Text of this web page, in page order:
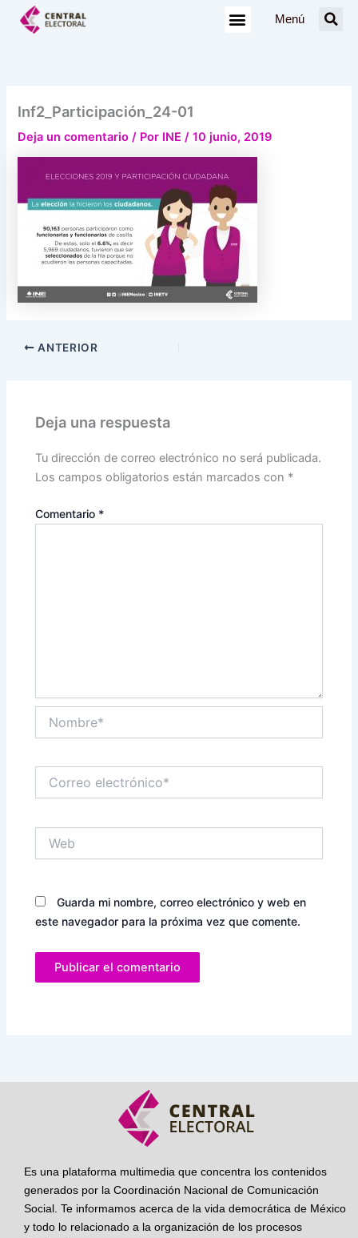
Menú
Inf2_Participación_24-01
Deja un comentario / Por INE/10 junio, 2019
ANTERIOR
Deja una respuesta
Tu dirección de correo electrónico no será publicada.
Los campos obligatorios están marcados con *
Comentario *
electrónico*
Guarda mi nombre, correo electrónico y web en
este navegador para la próxima vez que comente.
Es una plataforma multimedia que concentra los contenidos
generados por la Coordinación Nacional de Comunicación
Social. Te informamos acerca de la vida democrática de México
y todo lo relacionado a la organización de los procesos